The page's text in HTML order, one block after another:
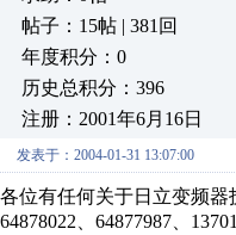
帖子：15帖 | 381回
年度积分：0
历史总积分：396
注册：2001年6月16日
发表于：2004-01-31 13:07:00
各位有任何关于日立变频
64878022、64877987、